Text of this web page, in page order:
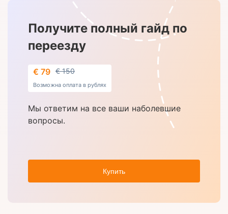
Получите полный гайд по
переезду
€ 79 € 150
Возможна оплата в рублях
Мы ответим на все ваши наболевшие
вопросы.
Купить